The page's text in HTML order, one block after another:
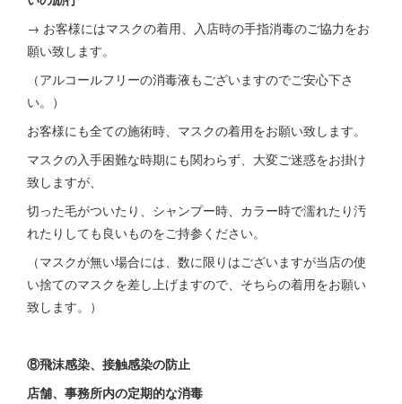
→ お客様にはマスクの着用、入店時の手指消毒のご協力をお
願い致します。
（アルコールフリーの消毒液もございますのでご安心下さ
い。）
お客様にも全ての施術時、マスクの着用をお願い致します。
マスクの入手困難な時期にも関わらず、大変ご迷惑をお掛け
致しますが、
切った毛がついたり、シャンプー時、カラー時で濡れたり汚
れたりしても良いものをご持参ください。
（マスクが無い場合には、数に限りはございますが当店の使
い捨てのマスクを差し上げますので、そちらの着用をお願い
致します。）
⑧飛沫感染、接触感染の防止
店舗、事務所内の定期的な消毒